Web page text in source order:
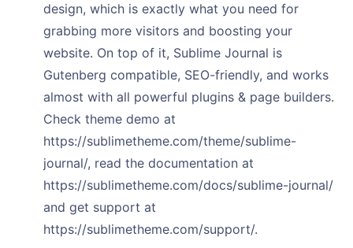
design, which is exactly what you need for
grabbing more visitors and boosting your
website. On top of it, Sublime Journal is
Gutenberg compatible, SEO-friendly, and works
almost with all powerful plugins & page builders.
Check theme demo at
https://sublimetheme.com/theme/sublime-
journal/, read the documentation at
https://sublimetheme.com/docs/sublime-journal/
and get support at
https://sublimetheme.com/support/.